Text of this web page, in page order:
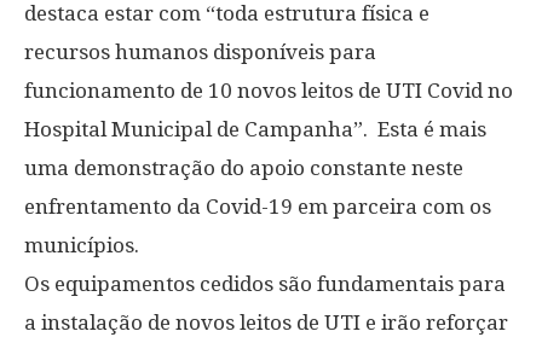
destaca estar com “toda estrutura física e
recursos humanos disponíveis para
funcionamento de 10 novos leitos de UTI Covid no
Hospital Municipal de Campanha”. Esta é mais
uma demonstração do apoio constante neste
enfrentamento da Covid-19 em parceira com os
municípios.
Os equipamentos cedidos são fundamentais para
a instalação de novos leitos de UTI e irão reforçar